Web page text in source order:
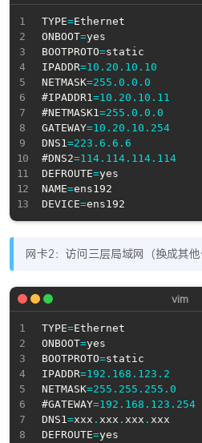
TYPE=Ethernet
ONBOOT=yes
BOOTPROTO=static
IPADDR=10.20 . 10.10
NETMASK=255.0 . 0.0
#IPADDR1=10.20 . 10.11
#NETMASK1=255.0 . 0.0
GATEWAY=10.20 . 10.254
DNS1=223.6 . 6.6
#DNS2=114.114 . 114.114
DEFROUTE=yes
NAME=ens192
DEVICE=
网卡2：访问三层局域网（换成其他
TYPE=Ethernet
ONBOOT=yes
BOOTPROTO=static
IPADDR=192.168 . 123.2
NETMASK=255.255 . 255.0
#GATEWAY=192.168 . 123.254
DNS1=xxx . xxx . xxx . xxx
DEFROUTE=yes